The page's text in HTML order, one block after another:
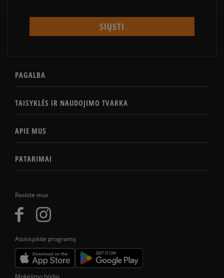
Raskite mus
Atsisiųskite programą
PAGALBA
TAISYKLĖS IR NAUDOJIMO TVARKA
APIE MUS
PATARIMAI
Mokėjimo būdai